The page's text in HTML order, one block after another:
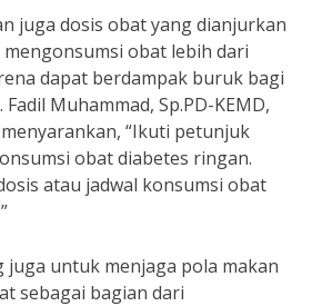
juga dosis obat yang dianjurkan
obat lebih dari
dapat berdampak buruk bagi
Muhammad, Sp.PD-KEMD,
“Ikuti petunjuk
obat diabetes ringan.
atau jadwal konsumsi obat
juga untuk menjaga pola makan
sebagai bagian dari